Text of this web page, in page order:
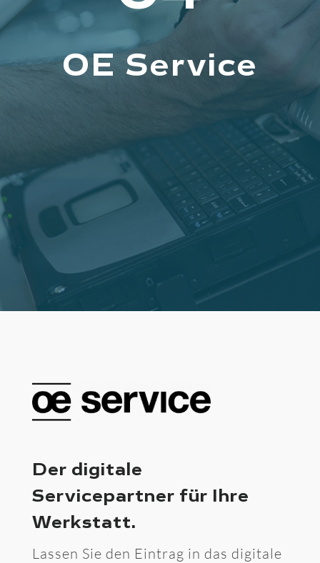
OE Service
Der digitale
Servicepartner für Ihre
Werkstatt.
Lassen Sie den Eintrag in das digitale